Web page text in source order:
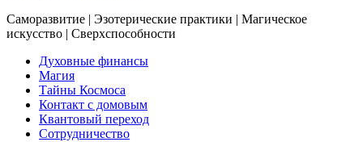
Саморазвитие | Эзотерические практики | Магическое
искусство | Сверхспособности
Духовные финансы
Магия
Тайны Космоса
Контакт с домовым
Квантовый переход
Сотрудничество